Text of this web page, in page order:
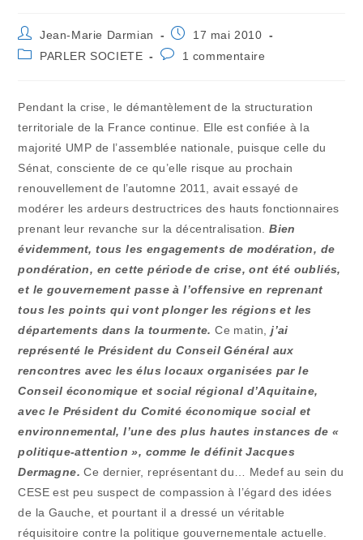
Auteur/autrice
de
la
Jean-Marie Darmian
Publication
publiée :
17 mai 2010
PostPARLER SOCIETE
Commentaires
1 commentaire
Pendant la crise, le démantèlement de la structuration
territoriale de la France continue. Elle est confiée à la
majorité UMP de l’assemblée nationale, puisque celle du
Sénat, consciente de ce qu’elle risque au prochain
renouvellement de l’automne 2011, avait essayé de
modérer les ardeurs destructrices des hauts fonctionnaires
prenant leur revanche sur la décentralisation.
Bien
évidemment, tous les engagements de modération, de
pondération, en cette période de crise, ont été oubliés,
et le gouvernement passe à l’offensive en reprenant
tous les points qui vont plonger les régions et les
départements dans la tourmente. Ce matin,j’ai
représenté le Président du Conseil Général aux
rencontres avec les élus locaux organisées par le
Conseil économique et social régional d’Aquitaine,
avec le Président du Comité économique social et
environnemental, l’une des plus hautes instances de «
politique-attention », comme le définit Jacques
Dermagne.Ce dernier, représentant du… Medef au sein du
CESE est peu suspect de compassion à l’égard des idées
de la Gauche, et pourtant il a dressé un véritable
réquisitoire contre la politique gouvernementale actuelle.